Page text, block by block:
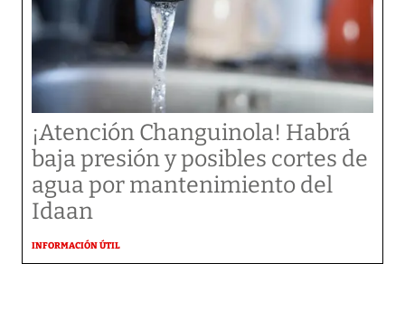
¡Atención Changuinola! Habrá
baja presión y posibles cortes de
agua por mantenimiento del
Idaan
INFORMACIÓN ÚTIL